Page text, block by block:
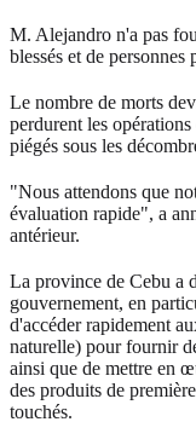
M. Alejandro n'a pas
blessés et de personnes
Le nombre de morts
perdurent les
piégés sous les
"Nous attendons que
évaluation rapide", a
antérieur.
La province de Cebu a
gouvernement, en
d'accéder rapidement
naturelle) pour fournir
ainsi que de mettre en
des produits de
touchés.